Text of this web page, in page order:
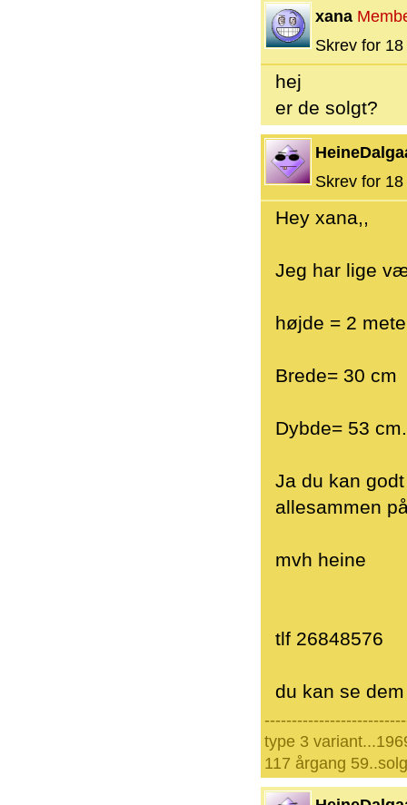
xana
Skrev for
hej
er de solgt?
Skrev for
Hey xana,,
Jeg har lige
højde = 2
Brede= 30 cm
Dybde= 53
Ja du kan
allesammen
mvh heine
tlf 26848576
du kan se
type 3
117 årgang